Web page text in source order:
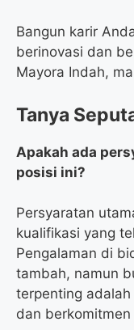
Bangun karir
berinovasi dan
Mayora Indah,
Tanya
Apakah ada
posisi ini?
Persyaratan
kualifikasi yang
Pengalaman di
tambah, namun
terpenting
dan berkomitmen